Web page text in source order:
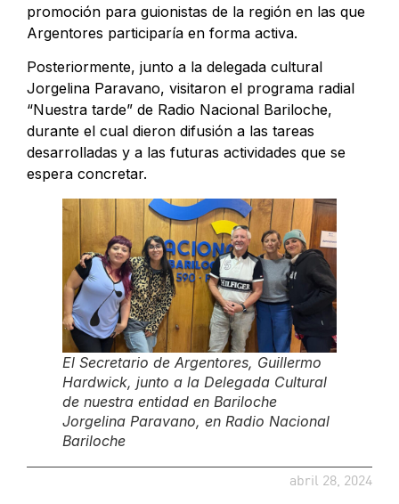
promoción para guionistas de la región en las que
Argentores participaría en forma activa.
Posteriormente, junto a la delegada cultural
Jorgelina Paravano, visitaron el programa radial
“Nuestra tarde” de Radio Nacional Bariloche,
durante el cual dieron difusión a las tareas
desarrolladas y a las futuras actividades que se
espera concretar.
El Secretario de Argentores, Guillermo
Hardwick, junto a la Delegada Cultural
de nuestra entidad en Bariloche
Jorgelina Paravano, en Radio Nacional
Bariloche
abril 28, 2024